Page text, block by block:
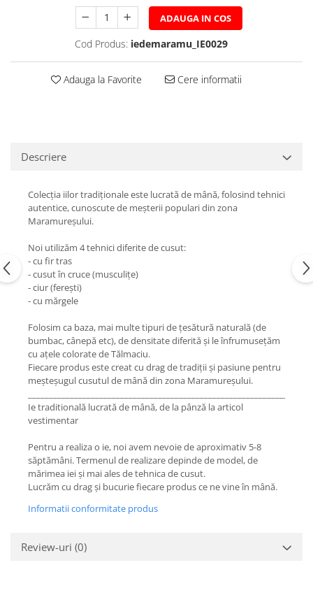
ADAUGA IN COS
Cod Produs: iedemaramu_IE0029
Adauga la Favorite Cere informatii
Descriere
Colecția iilor tradiționale este lucrată de mână, folosind tehnici
autentice, cunoscute de meșterii populari din zona
Maramureșului.
Noi utilizăm 4 tehnici diferite de cusut:
- cu fir tras
- cusut în cruce (musculițe)
- ciur (ferești)
- cu mărgele
Folosim ca baza, mai multe tipuri de țesătură naturală (de
bumbac, cânepă etc), de densitate diferită și le înfrumusețăm
cu ațele colorate de Tălmaciu.
Fiecare produs este creat cu drag de tradiții și pasiune pentru
meșteșugul cusutul de mână din zona Maramureșului.
Ie traditională lucrată de mână, de la pânză la articol
vestimentar
Pentru a realiza o ie, noi avem nevoie de aproximativ 5-8
săptămâni. Termenul de realizare depinde de model, de
mărimea iei și mai ales de tehnica de cusut.
Lucrăm cu drag și bucurie fiecare produs ce ne vine în mână.
Informatii conformitate produs
Review-uri (0)